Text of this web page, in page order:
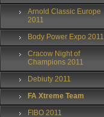
Arnold Classic Europe
2011
Body Power Expo 2011
Cracow Night of
Champions 2011
Debiuty 2011
FA Xtreme Team
FIBO 2011